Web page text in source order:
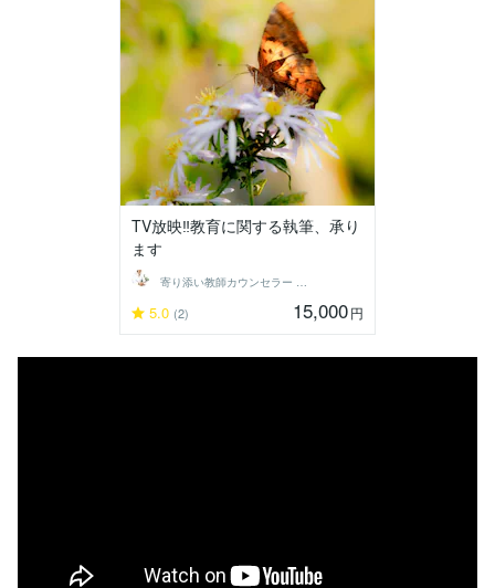
TV放映‼️教育に関する執筆、承り
ます
寄り添い教師カウンセラー Qooちー
5.0 (2) 15,000円